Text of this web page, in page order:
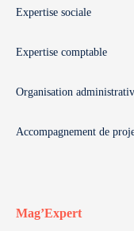
Expertise sociale
Expertise comptable
Organisation
Accompagnement de
Mag’Expert